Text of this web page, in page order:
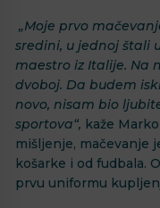
„Moje prvo
sredini, u jednoj štali
maestro iz Italije. Na
dvoboj. Da budem
novo, nisam bio
sportova“, kaže
mišljenje, mačevanje
košarke i od fudbala.
prvu uniformu